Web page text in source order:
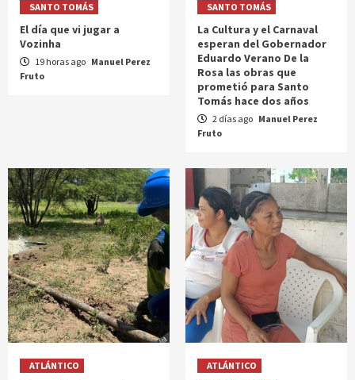
SANTO TOMÁS
El día que vi jugar a
Vozinha
19 horas ago Manuel Perez
Fruto
SANTO TOMÁS
La Cultura y el Carnaval
esperan del Gobernador
Eduardo Verano De la
Rosa las obras que
prometió para Santo
Tomás hace dos años
2 días ago Manuel Perez
Fruto
ATLÁNTICO
ATLÁNTICO